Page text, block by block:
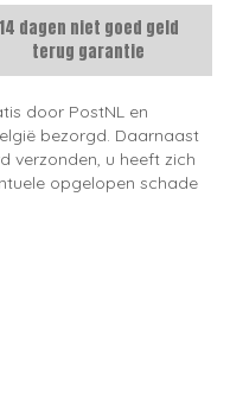
14 dagen niet goed geld
terug garantie
door PostNL en
bezorgd. Daarnaast
verzonden, u heeft zich
opgelopen schade